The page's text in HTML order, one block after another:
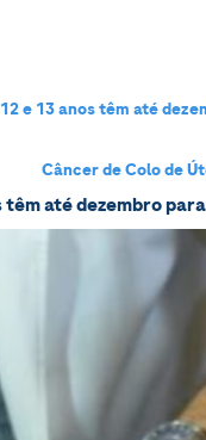
e 13 anos têm até
Câncer de Colo de
têm até dezembro